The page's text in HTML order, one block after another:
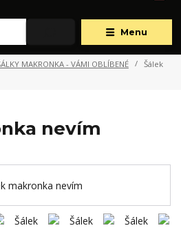
Menu
MAKRONKA - VÁMI OBLÍBENÉ
Šálek
nevím